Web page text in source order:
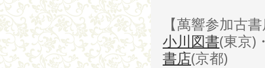
【萬響参加古
小川図書(東京)
書店(京都)